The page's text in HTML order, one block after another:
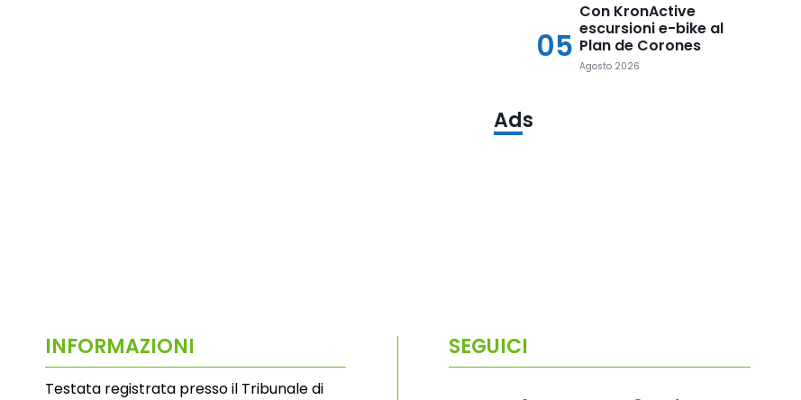
05
Con KronActive
escursioni e-bike al
Plan de Corones
Agosto 2026
Ads
INFORMAZIONI
Testata registrata presso il Tribunale di
SEGUICI